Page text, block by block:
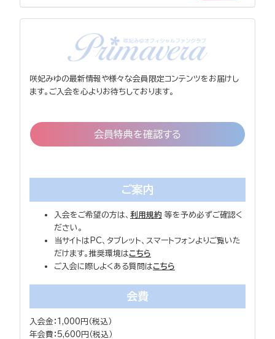
咲妃みゆの最新情報や様々な会員限定コンテンツをお届けし
ます。ご入会を心よりお待ちしております。
会員特典を確認する
ご案内
入会をご希望の方は、 利用規約 等を予め必ずご確認く
ださい。
当サイトはPC、タブレット、スマートフォンよりご覧いた
だけます。推奨環境はこちら
ご入会に際しよくある質問はこちら
会費
入会金：1,000円（税込）
年会費：5,600円（税込）